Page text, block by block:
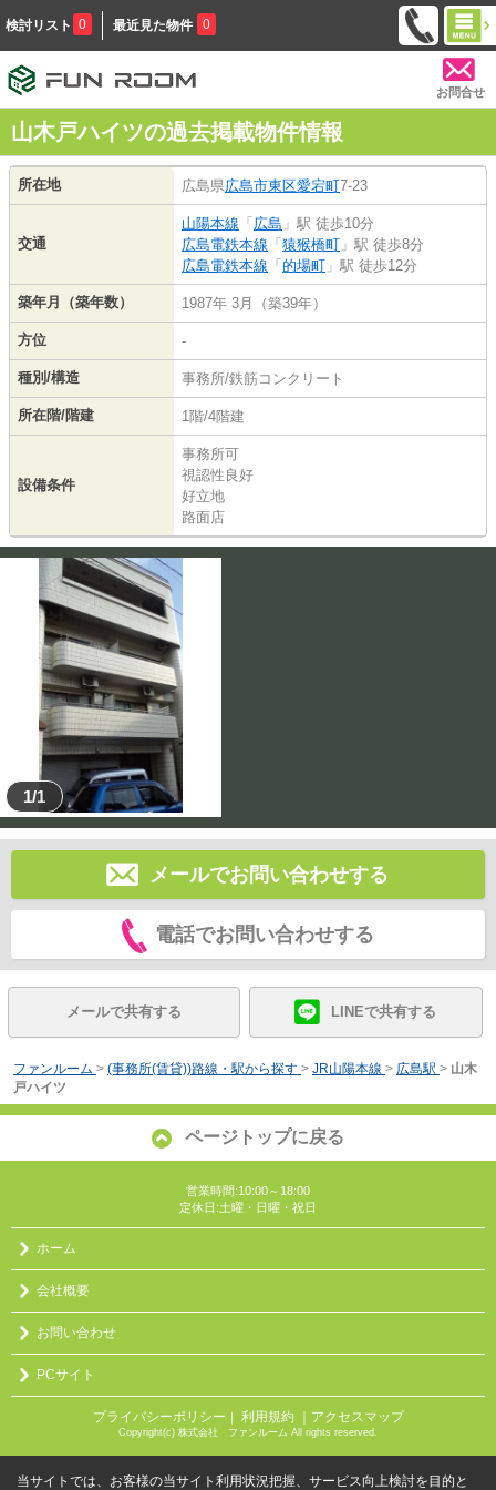
検討リスト 0 最近見た物件 0
お問合せ
山木戸ハイツの過去掲載物件情報
所在地 広島県広島市東区愛宕町7-23
交通
山陽本線 「 広島 」駅 徒歩10分
広島電鉄本線 「 猿猴橋町 」駅 徒歩8分
広島電鉄本線 「 的場町 」駅 徒歩12分
築年月（築年数） 1987年 3月（築39年）
方位 -
種別/構造 事務所/鉄筋コンクリート
所在階/階建 1階/4階建
設備条件
事務所可
視認性良好
好立地
路面店
1/1
メールでお問い合わせする
電話でお問い合わせする
メールで共有する LINEで共有する
ファンルーム > (事務所(賃貸))路線・駅から探す > JR山陽本線 > 広島駅 > 山木
戸ハイツ
ページトップに戻る
営業時間:10:00～18:00
定休日:土曜・日曜・祝日
ホーム
会社概要
お問い合わせ
PCサイト
プライバシーポリシー ｜ 利用規約 ｜アクセスマップ
Copyright(c) 株式会社 ファンルーム All rights reserved.
当サイトでは、お客様の当サイト利用状況把握、サービス向上検討を目的と